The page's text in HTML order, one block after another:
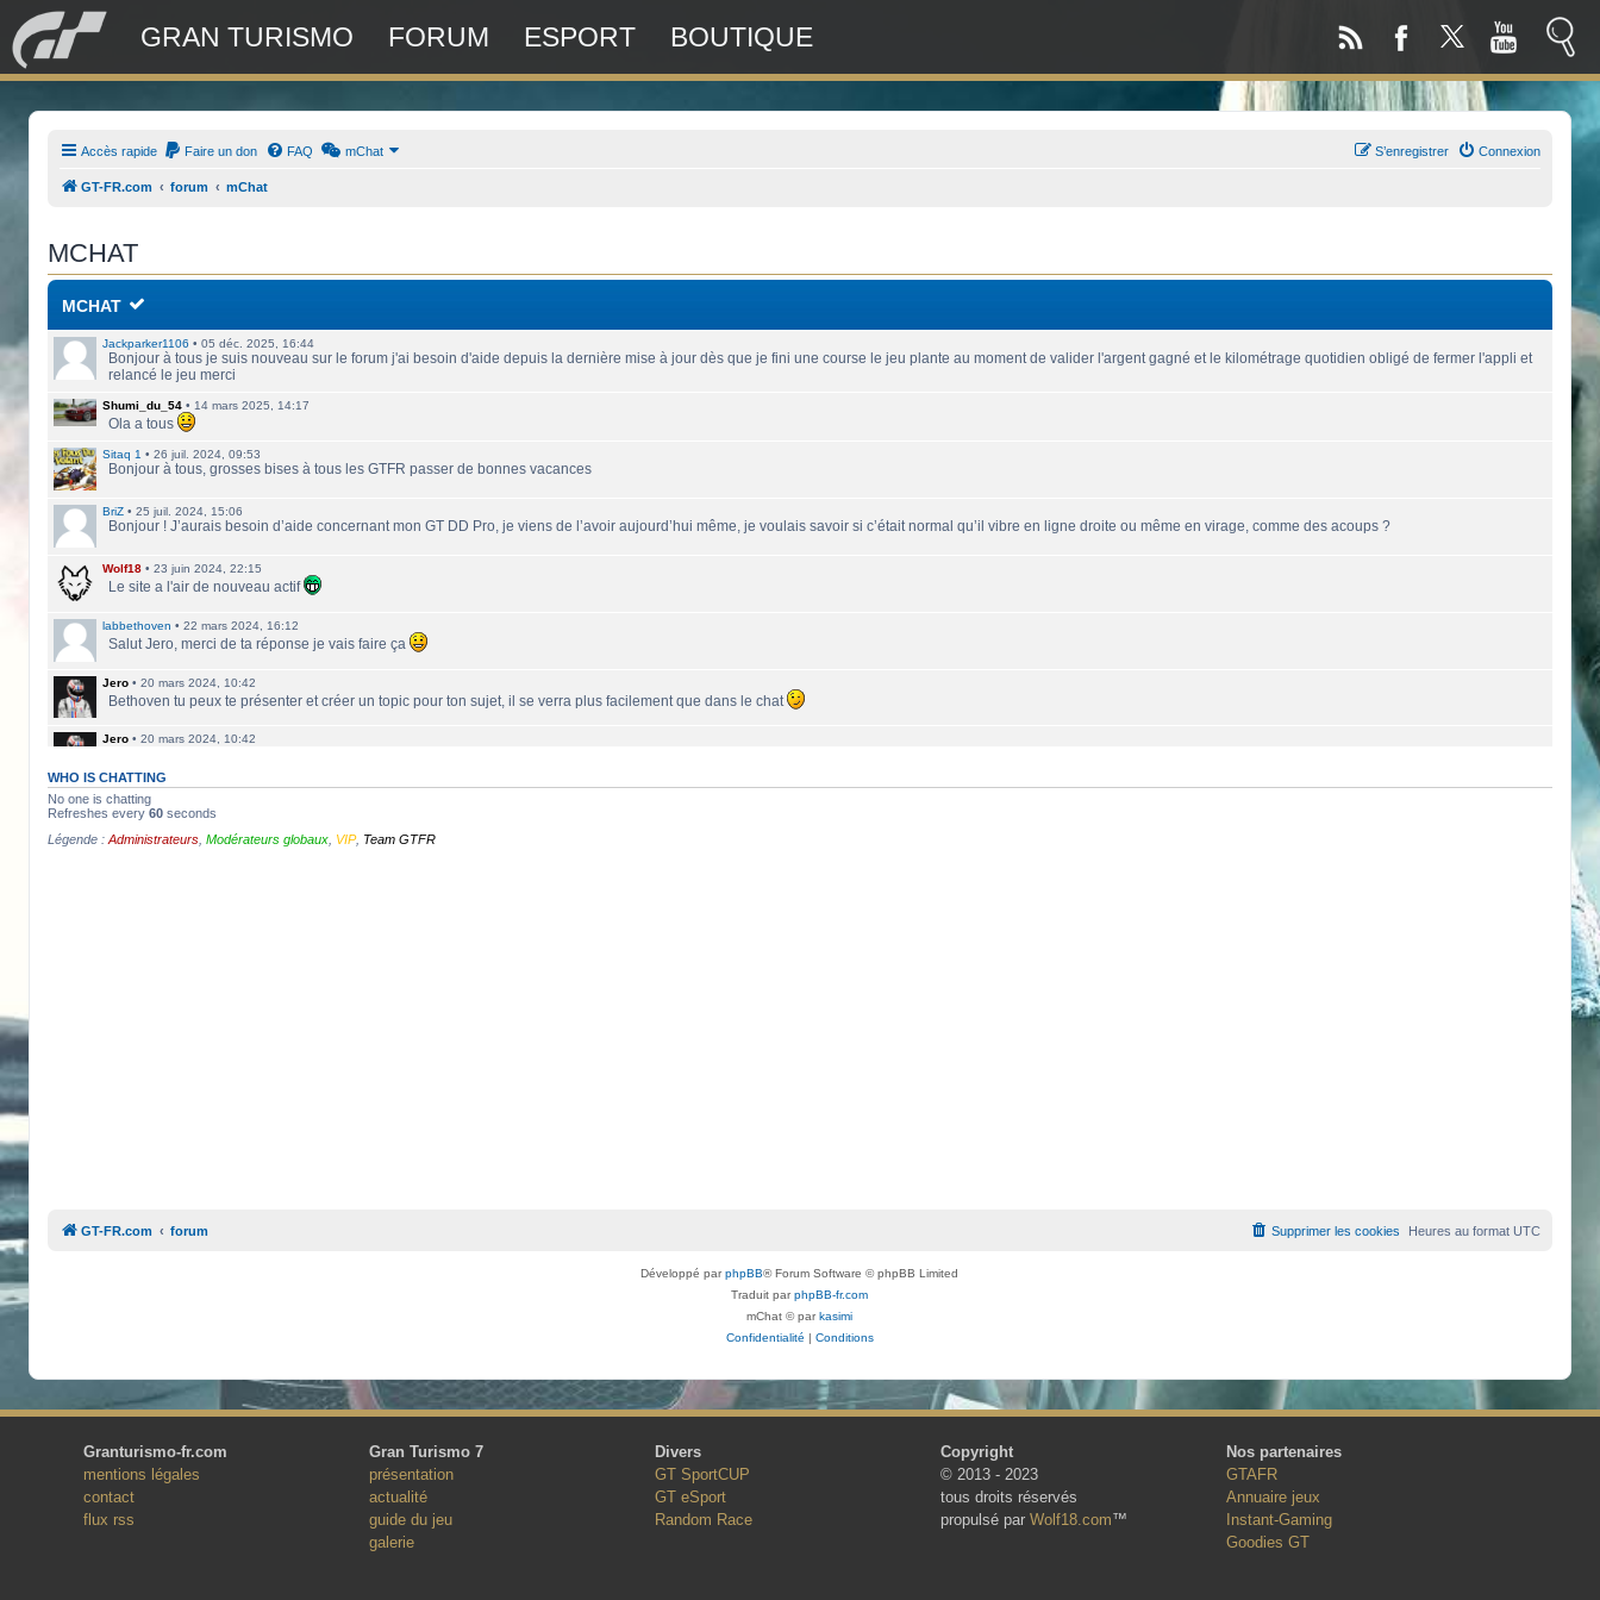
GRAN TURISMO FORUM ESPORT BOUTIQUE
Accès rapide Faire un don FAQ mChat Connexion
S’enregistrer
GT-FR.com forum mChat
MCHAT
MCHAT
Jackparker1106 •05 déc. 2025, 16:44
Bonjour à tous je suis nouveau sur le forum j'ai besoin d'aide depuis la dernière mise à jour dès que je fini une course le jeu plante au moment de valider l'argent gagné et le kilométrage quotidien obligé de fermer l'appli et
relancé le jeu merci
Shumi_du_54 • 14 mars 2025, 14:17
Ola a tous
Sitaq 1 •26 juil. 2024, 09:53
Bonjour à tous, grosses bises à tous les GTFR passer de bonnes vacances
BriZ •25 juil. 2024, 15:06
Bonjour ! J’aurais besoin d’aide concernant mon GT DD Pro, je viens de l’avoir aujourd’hui même, je voulais savoir si c’était normal qu’il vibre en ligne droite ou même en virage, comme des acoups ?
Wolf18 •23 juin 2024, 22:15
Le site a l'air de nouveau actif
labbethoven •22 mars 2024, 16:12
Salut Jero, merci de ta réponse je vais faire ça
Jero •20 mars 2024, 10:42
Bethoven tu peux te présenter et créer un topic pour ton sujet, il se verra plus facilement que dans le chat
Jero •20 mars 2024, 10:42
labbethoven
Hello, des fans d'Alsace Village ? C'est quoi votre record avec une 550PP à peu près ?
WHO IS CHATTING
No one is chatting
Refreshes every60 seconds
Légende :Administrateurs ,Modérateurs globaux VIP, Team GTFR
GT-FR.com forum Heures au format UTC
Supprimer les cookies
Développé parphpBB® Forum Software © phpBB Limited
Traduit parphpBB-fr.com
mChat © parkasimi
Confidentialité | Conditions
Granturismo-fr.com
mentions légales
contact
flux rss
Gran Turismo 7
présentation
actualité
guide du jeu
galerie
Divers
GT SportCUP
GT eSport
Random Race
Copyright
© 2013 - 2023
tous droits réservés
propulsé par Wolf18.com™
Nos partenaires
GTAFR
Annuaire jeux
Instant-Gaming
Goodies GT